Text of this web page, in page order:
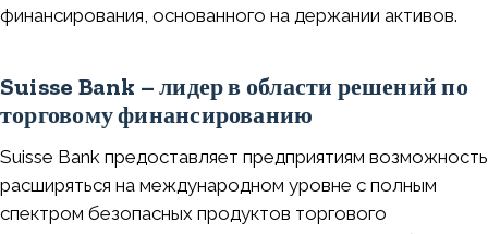
финансирования, основанного на держании активов.
Suisse Bank – лидер в области решений по
торговому финансированию
Suisse Bank предоставляет предприятиям возможность
расширяться на международном уровне с полным
спектром безопасных продуктов торгового